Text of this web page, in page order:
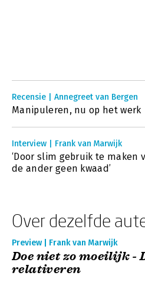
Recensie | Annegreet van Bergen
Manipuleren, nu op het werk
Interview | Frank van Marwijk
‘Door slim gebruik te
de ander geen kwaad’
Over dezelfde
Preview | Frank van Marwijk
Doe niet zo moeilijk -
relativeren